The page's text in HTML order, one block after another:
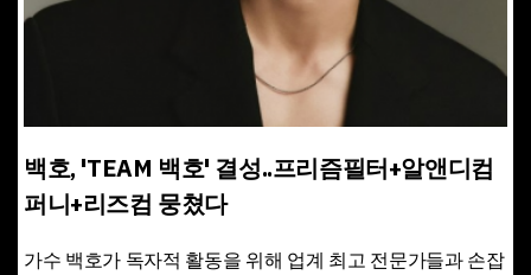
백호, 'TEAM 백호' 결성..프리즘필터+알앤디컴
퍼니+리즈컴 뭉쳤다
가수 백호가 독자적 활동을 위해 업계 최고 전문가들과 손잡